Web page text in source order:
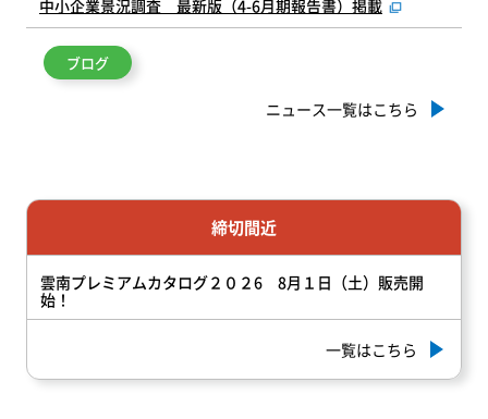
中小企業景況調査 最新版（4-6月期報告書）掲載
ブログ
ニュース一覧はこちら
締切間近
雲南プレミアムカタログ２０２6 8月１日（土）販売開
始！
一覧はこちら